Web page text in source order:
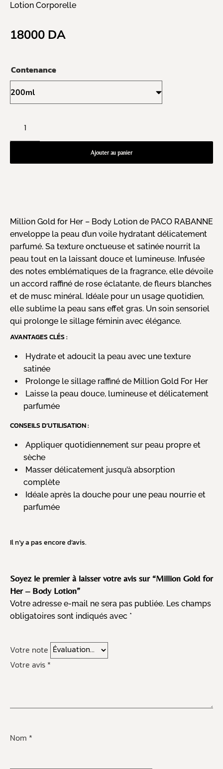
Lotion Corporelle
18000 DA
Contenance
Ajouter au panier
Million Gold for Her – Body Lotion de PACO RABANNE
enveloppe la peau d’un voile hydratant délicatement
parfumé. Sa texture onctueuse et satinée nourrit la
peau tout en la laissant douce et lumineuse. Infusée
des notes emblématiques de la fragrance, elle dévoile
un accord raffiné de rose éclatante, de fleurs blanches
et de musc minéral. Idéale pour un usage quotidien,
elle sublime la peau sans effet gras. Un soin sensoriel
qui prolonge le sillage féminin avec élégance.
AVANTAGES CLÉS :
Hydrate et adoucit la peau avec une texture
satinée
Prolonge le sillage raffiné de Million Gold For Her
Laisse la peau douce, lumineuse et délicatement
parfumée
CONSEILS D’UTILISATION :
Appliquer quotidiennement sur peau propre et
sèche
Masser délicatement jusqu’à absorption
complète
Idéale après la douche pour une peau nourrie et
parfumée
Il n’y a pas encore d’avis.
Soyez le premier à laisser votre avis sur “Million Gold for
Her – Body Lotion”
Votre adresse e-mail ne sera pas publiée. Les champs
obligatoires sont indiqués avec *
Votre note
Votre avis *
Nom *